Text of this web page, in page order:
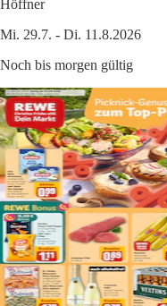
Höffner
Mi. 29.7. - Di. 11.8.2026
Noch bis morgen gültig